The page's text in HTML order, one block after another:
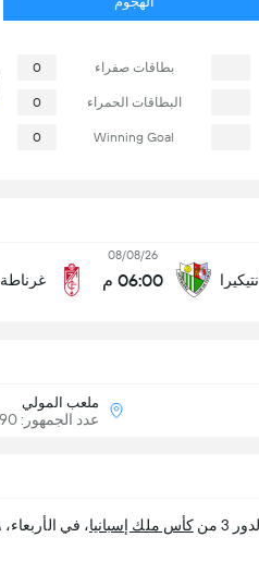
08/08/26
06:00 م غرناطة
بطاقات صفراء 0
البطاقات الحمراء 0
Winning Goal
0
ملعب المولي
عدد الجمهور: 2,590
3 من كأس ملك إسبانيا